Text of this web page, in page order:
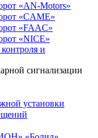
«AN-Motors»
«CAME»
«FAAC»
«NICE»
и
сигнализации
установки